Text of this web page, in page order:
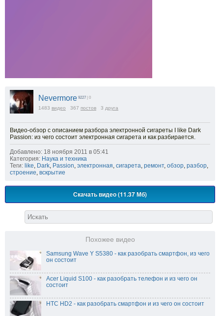
Nevermore 9227 | 0
1483 видео 367 постов 3 друга
Видео-обзор с описанием разбора электронной сигареты I like Dark
Passion: из чего состоит электронная сигарета и как разбирается.
Добавлено: 18 ноября 2011 в 05:41
Категория: Наука и техника
Теги: like, Dark, Passion, электронная, сигарета, ремонт, обзор, разбор,
строение, вскрытие
Скачать видео (11.37 Мб)
Похожее видео
Samsung Wave Y S5380 - как разобрать смартфон, из чего
он состоит
Acer Liquid S100 - как разобрать телефон и из чего он
состоит
HTC HD2 - как разобрать смартфон и из чего он состоит